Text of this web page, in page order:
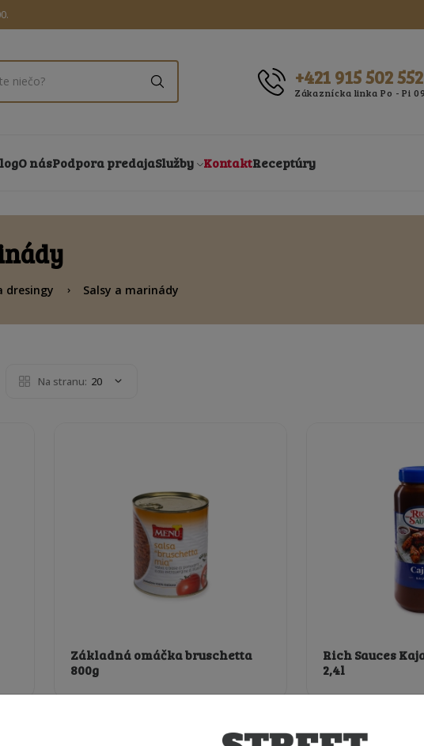
+421 915 502 552
Zákaznícka linka Po - Pi
O násPodpora predajaSlužby KontaktReceptúry
dresingy Salsy a marinády
Na stranu: 20
Základná omáčka bruschetta
800g
Rich Sauces
2,4l